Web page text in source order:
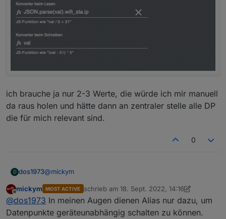
ich brauche ja nur 2-3 Werte, die würde ich mir manuell
da raus holen und hätte dann an zentraler stelle alle DP
die für mich relevant sind.
0
D dos1973@mickym
ich erkläre mal der Reihe nach...
ich habe den mqqt DP, alles Super
Offline
mickym MOST ACTIVE schrieb am 18. Sept. 2022, 14:16
zuletzt editiert von mickym
@dos1973 In meinen Augen dienen Alias nur dazu, um
Datenpunkte geräteunabhängig schalten zu können.